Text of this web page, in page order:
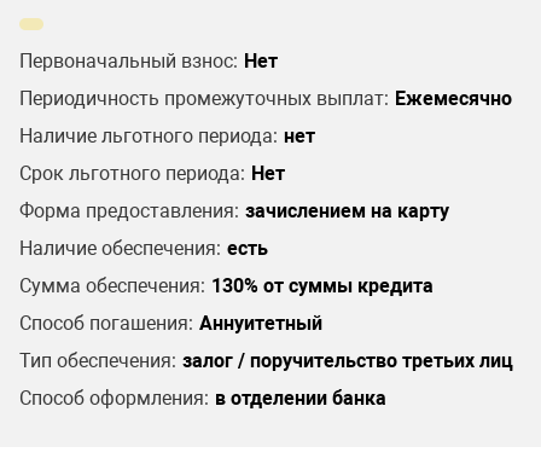
Первоначальный взнос: Нет
Периодичность промежуточных выплат: Ежемесячно
Наличие льготного периода: нет
Срок льготного периода: Нет
Форма предоставления: зачислением на карту
Наличие обеспечения: есть
Сумма обеспечения: 130% от суммы кредита
Способ погашения: Аннуитетный
Тип обеспечения: залог / поручительство третьих лиц
Способ оформления: в отделении банка